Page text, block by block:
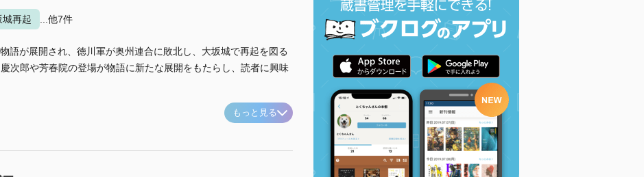
城再起 ...他7件
語が展開され、徳川軍が奥州連合に敗北し、大坂城で再起を図る
次郎や芳春院の登場が物語に新たな展開をもたらし、読者に興味
もっと見る